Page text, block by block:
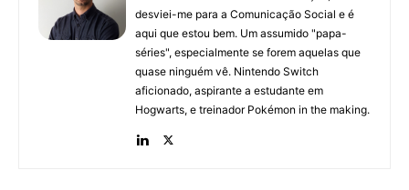
desviei-me para a Comunicação Social e é
aqui que estou bem. Um assumido "papa-
séries", especialmente se forem aquelas que
quase ninguém vê. Nintendo Switch
aficionado, aspirante a estudante em
Hogwarts, e treinador Pokémon in the making.